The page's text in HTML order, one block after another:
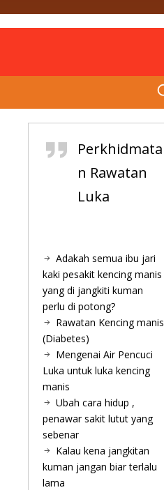
Perkhidmata
n Rawatan
Luka
Adakah semua ibu jari
kaki pesakit kencing manis
yang di jangkiti kuman
perlu di potong?
Rawatan Kencing manis
(Diabetes)
Mengenai Air Pencuci
Luka untuk luka kencing
manis
Ubah cara hidup ,
penawar sakit lutut yang
sebenar
Kalau kena jangkitan
kuman jangan biar terlalu
lama